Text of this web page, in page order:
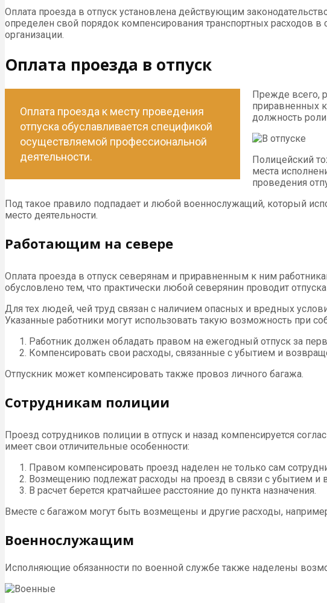
Оплата проезда в отпуск установлена действующим
определен свой порядок компенсирования транспортных расходов
организации.
Оплата проезда в отпуск
Оплата проезда к месту проведения
отпуска обуславливается спецификой
осуществляемой профессиональной
деятельности.
Прежде всего,
приравненных
должность роли
Полицейский
места
проведения
Под такое правило подпадает и любой военнослужащий, который
место деятельности.
Работающим на севере
Оплата проезда в отпуск северянам и приравненным к ним
обусловлено тем, что практически любой северянин проводит
Для тех людей, чей труд связан с наличием опасных и вредных
Указанные работники могут использовать такую возможность при
Работник должен обладать правом на ежегодный отпуск за
Компенсировать свои расходы, связанные с убытием и
Отпускник может компенсировать также провоз личного багажа.
Сотрудникам полиции
Проезд сотрудников полиции в отпуск и назад компенсируется
имеет свои отличительные особенности:
Правом компенсировать проезд наделен не только сам
Возмещению подлежат расходы на проезд в связи с убытием и
В расчет берется кратчайшее расстояние до пункта назначения.
Вместе с багажом могут быть возмещены и другие расходы,
Военнослужащим
Исполняющие обязанности по военной службе также наделены